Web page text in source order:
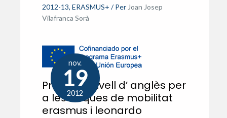
2012-13, ERASMUS+ / Per Joan Josep
Vilafranca Sorà
nov.
19
2012
Prova de nivell d’ anglès per
a les beques de mobilitat
erasmus i leonardo